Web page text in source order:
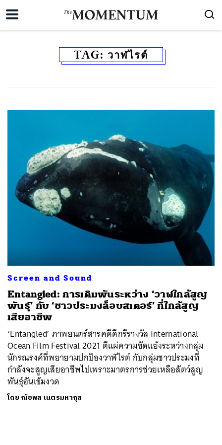
TAG: วาฬไรต์
Screen and Sound
Entangled: การเดิมพันระหว่าง ‘วาฬใกล้สูญ
พันธุ์’ กับ ‘ชาวประมงล็อบสเตอร์’ ที่ใกล้สูญ
เสียอาชีพ
‘Entangled’ ภาพยนตร์สารคดีดีกรีรางวัล International
Ocean Film Festival 2021 ตีแผ่ความขัดแย้งระหว่างกลุ่ม
นักรณรงค์ที่พยายามปกป้องวาฬไรต์ กับกลุ่มชาวประมงที่
กำลังจะสูญเสียอาชีพไปเพราะมาตรการช่วยเหลือสัตว์สูญ
พันธ์ุอันเข้มงวด
โดย ณัชพล เนตรมหากุล
SHARE TWEET